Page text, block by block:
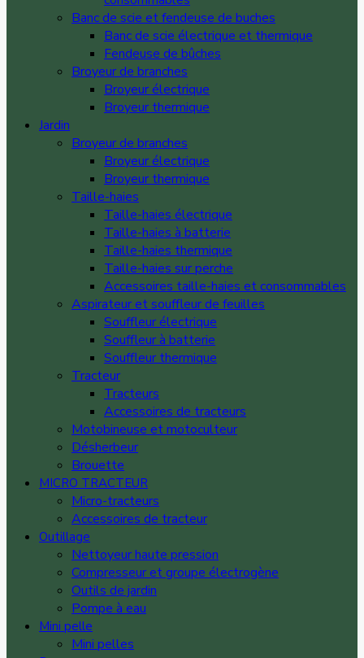
Banc de scie et fendeuse de buches
Banc de scie électrique et thermique
Fendeuse de bûches
Broyeur de branches
Broyeur électrique
Broyeur thermique
Jardin
Broyeur de branches
Broyeur électrique
Broyeur thermique
Taille-haies
Taille-haies électrique
Taille-haies à batterie
Taille-haies thermique
Taille-haies sur perche
Accessoires taille-haies et consommables
Aspirateur et souffleur de feuilles
Souffleur électrique
Souffleur à batterie
Souffleur thermique
Tracteur
Tracteurs
Accessoires de tracteurs
Motobineuse et motoculteur
Désherbeur
Brouette
MICRO TRACTEUR
Micro-tracteurs
Accessoires de tracteur
Outillage
Nettoyeur haute pression
Compresseur et groupe électrogène
Outils de jardin
Pompe à eau
Mini pelle
Mini pelles